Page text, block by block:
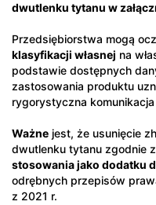
dwutlenku tytanu w
Przedsiębiorstwa mogą
klasyfikacji własnej na
podstawie dostępnych
zastosowania produktu
rygorystyczna
Ważne jest, że usunięcie
dwutlenku tytanu zgodnie z
stosowania jako dodatku
odrębnych przepisów
z 2021 r.